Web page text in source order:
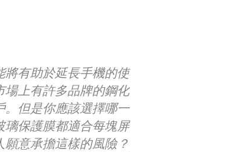
將有助於延長手機的使
場上有許多品牌的鋼化
。但是你應該選擇哪一
璃保護膜都適合每塊屏
意承擔這樣的風險？